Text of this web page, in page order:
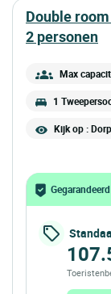
double room "comfort" accommodatie voor 1 of
2 personen
Max
1
Kijk op :